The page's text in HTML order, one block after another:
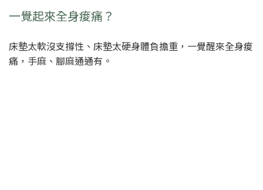
一覺起來全身痠痛？
床墊太軟沒支撐性、床墊太硬身體負擔重，一覺醒來全身痠
痛，手麻、腳麻通通有。